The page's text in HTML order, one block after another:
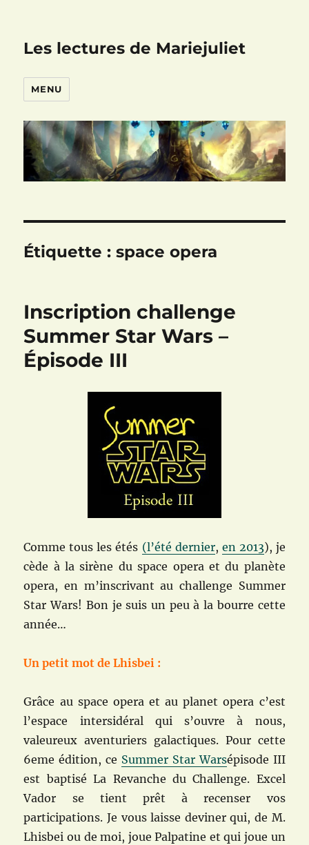
Les lectures de Mariejuliet
MENU
Étiquette :space opera
Inscription challenge
Summer Star Wars –
Épisode III
Comme tous les étés (l’été dernier, en 2013), je
cède à la sirène du space opera et du planète
opera, en m’inscrivant au challenge Summer
Star Wars! Bon je suis un peu à la bourre cette
année…
Un petit mot de Lhisbei :
Grâce au space opera et au planet opera c’est
l’espace intersidéral qui s’ouvre à nous,
valeureux aventuriers galactiques. Pour cette
6eme édition, ce Summer Star Warsépisode III
est baptisé La Revanche du Challenge. Excel
Vador se tient prêt à recenser vos
participations. Je vous laisse deviner qui, de M.
Lhisbei ou de moi, joue Palpatine et qui joue un